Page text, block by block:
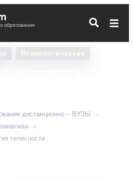
Психологические
дистанционно – ВУЗЫ
телесности